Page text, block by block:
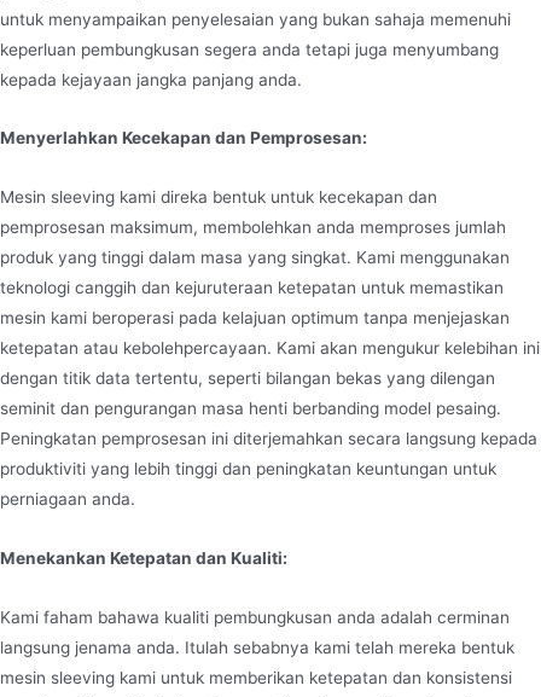
untuk menyampaikan penyelesaian yang bukan sahaja memenuhi
keperluan pembungkusan segera anda tetapi juga menyumbang
kepada kejayaan jangka panjang anda.
Menyerlahkan Kecekapan dan Pemprosesan:
Mesin sleeving kami direka bentuk untuk kecekapan dan
pemprosesan maksimum, membolehkan anda memproses jumlah
produk yang tinggi dalam masa yang singkat. Kami menggunakan
teknologi canggih dan kejuruteraan ketepatan untuk memastikan
mesin kami beroperasi pada kelajuan optimum tanpa menjejaskan
ketepatan atau kebolehpercayaan. Kami akan mengukur kelebihan ini
dengan titik data tertentu, seperti bilangan bekas yang dilengan
seminit dan pengurangan masa henti berbanding model pesaing.
Peningkatan pemprosesan ini diterjemahkan secara langsung kepada
produktiviti yang lebih tinggi dan peningkatan keuntungan untuk
perniagaan anda.
Menekankan Ketepatan dan Kualiti:
Kami faham bahawa kualiti pembungkusan anda adalah cerminan
langsung jenama anda. Itulah sebabnya kami telah mereka bentuk
mesin sleeving kami untuk memberikan ketepatan dan konsistensi